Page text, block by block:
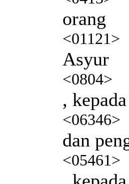
orang
<01121>
Asyur
<0804>
,
<06346>
dan
<05461>